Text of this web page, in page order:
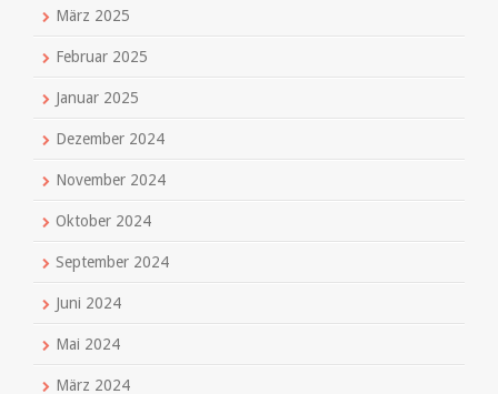
März 2025
Februar 2025
Januar 2025
Dezember 2024
November 2024
Oktober 2024
September 2024
Juni 2024
Mai 2024
März 2024